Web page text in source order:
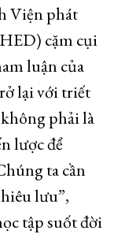
Viện phát
cặm cụi
luận của
lại với triết
phải là
lược để
ta cần
lưu”,
tập suốt đời